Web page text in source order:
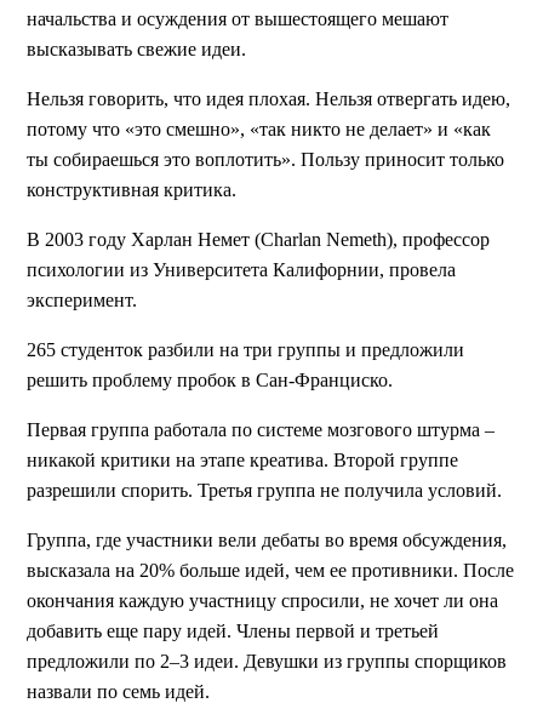
начальства и осуждения от вышестоящего мешают
высказывать свежие идеи.
Нельзя говорить, что идея плохая. Нельзя отвергать идею,
потому что «это смешно», «так никто не делает» и «как
ты собираешься это воплотить». Пользу приносит только
конструктивная критика.
В 2003 году Харлан Немет (Charlan Nemeth), профессор
психологии из Университета Калифорнии, провела
эксперимент.
265 студенток разбили на три группы и предложили
решить проблему пробок в Сан-Франциско.
Первая группа работала по системе мозгового штурма –
никакой критики на этапе креатива. Второй группе
разрешили спорить. Третья группа не получила условий.
Группа, где участники вели дебаты во время обсуждения,
высказала на 20% больше идей, чем ее противники. После
окончания каждую участницу спросили, не хочет ли она
добавить еще пару идей. Члены первой и третьей
предложили по 2–3 идеи. Девушки из группы спорщиков
назвали по семь идей.